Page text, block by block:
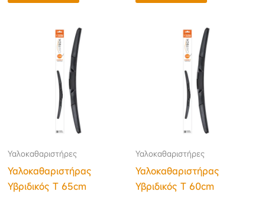
Υαλοκαθαριστήρες
Υαλοκαθαριστήρας
Υβριδικός Τ 65cm
Υαλοκαθαριστήρες
Υαλοκαθαριστήρας
Υβριδικός Τ 60cm